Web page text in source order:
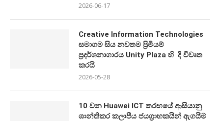
2026-06-17
Creative Information Technologies
සමාගම සිය නවතම ප්‍රිමියම්
ප්‍රදර්ශනාගාරය Unity Plaza හි දී විවෘත
කරයි
2026-05-28
10 වන Huawei ICT තරඟයේ ආසියානු
ශාන්තිකර කලාපීය ජයග්‍රාහකයින් ඇගයීම